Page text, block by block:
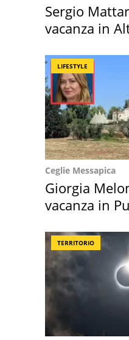
Sergio
vacanza in
LIFESTYLE
Ceglie Messapica
Giorgia
vacanza in
TERRITORIO